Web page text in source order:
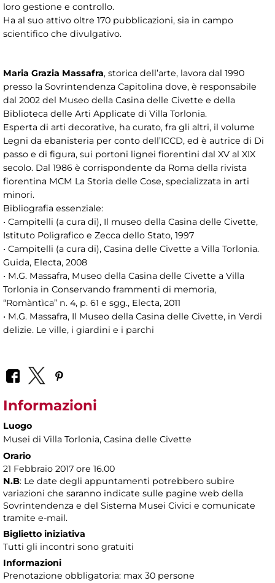
loro gestione e controllo.
Ha al suo attivo oltre 170 pubblicazioni, sia in campo
scientifico che divulgativo.
Maria Grazia Massafra, storica dell’arte, lavora dal 1990
presso la Sovrintendenza Capitolina dove, è responsabile
dal 2002 del Museo della Casina delle Civette e della
Biblioteca delle Arti Applicate di Villa Torlonia.
Esperta di arti decorative, ha curato, fra gli altri, il volume
Legni da ebanisteria per conto dell’ICCD, ed è autrice di Di
passo e di figura, sui portoni lignei fiorentini dal XV al XIX
secolo. Dal 1986 è corrispondente da Roma della rivista
fiorentina MCM La Storia delle Cose, specializzata in arti
minori.
Bibliografia essenziale:
• Campitelli (a cura di), Il museo della Casina delle Civette,
Istituto Poligrafico e Zecca dello Stato, 1997
• Campitelli (a cura di), Casina delle Civette a Villa Torlonia.
Guida, Electa, 2008
• M.G. Massafra, Museo della Casina delle Civette a Villa
Torlonia in Conservando frammenti di memoria,
“Romàntìca” n. 4, p. 61 e sgg., Electa, 2011
• M.G. Massafra, Il Museo della Casina delle Civette, in Verdi
delizie. Le ville, i giardini e i parchi
Informazioni
Luogo
Musei di Villa Torlonia, Casina delle Civette
Orario
21 Febbraio 2017 ore 16.00
N.B: Le date degli appuntamenti potrebbero subire
variazioni che saranno indicate sulle pagine web della
Sovrintendenza e del Sistema Musei Civici e comunicate
tramite e-mail.
Biglietto iniziativa
Tutti gli incontri sono gratuiti
Informazioni
Prenotazione obbligatoria: max 30 persone